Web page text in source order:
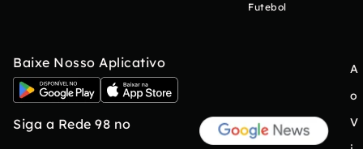
Futebol
Baixe Nosso Aplicativo
Siga a Rede 98 no
A
o
V